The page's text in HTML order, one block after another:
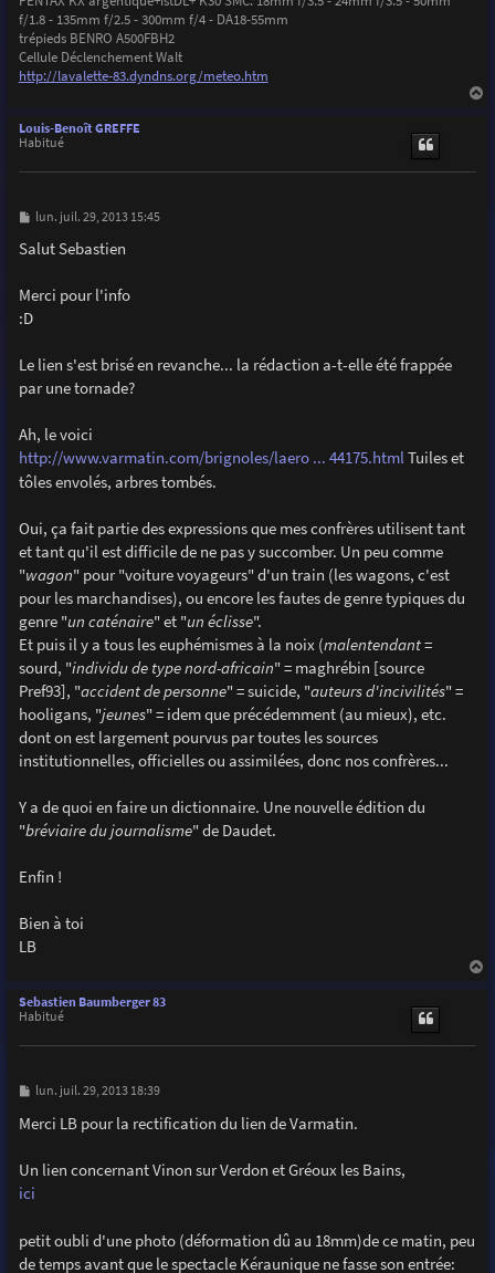
f/1.8 - 135mm f/2.5 - 300mm f/4 - DA18-55mm
trépieds BENRO A500FBH2
Cellule Déclenchement Walt
http://lavalette-83.dyndns.org/meteo.htm
Louis-Benoît GREFFE
Habitué
M
s
s
e
lun. juil. 29, 2013 15:45
Salut Sebastien
Merci pour l'info
:D
Le lien s'est brisé en revanche... la rédaction a-t-elle été frappée
par une tornade?
Ah, le voici
http://www.varmatin.com/brignoles/laero ... 44175.htmlTuiles et
tôles envolés, arbres tombés.
Oui, ça fait partie des expressions que mes confrères utilisent tant
et tant qu'il est difficile de ne pas y succomber. Un peu comme
"wagon" pour "voiture voyageurs" d'un train (les wagons, c'est
pour les marchandises), ou encore les fautes de genre typiques du
genre "un caténaire" et "un éclisse".
Et puis il y a tous les euphémismes à la noix (malentendant=
sourd, "individu de type nord-africain" = maghrébin [source
Pref93], "accident de personne" = suicide, "auteurs d'incivilités" =
hooligans, "jeunes" = idem que précédemment (au mieux), etc.
dont on est largement pourvus par toutes les sources
institutionnelles, officielles ou assimilées, donc nos confrères...
Y a de quoi en faire un dictionnaire. Une nouvelle édition du
"bréviaire du journalisme" de Daudet.
Enfin !
Bien à toi
LB
Sebastien Baumberger 83
Habitué
M
s
s
e
lun. juil. 29, 2013 18:39
Merci LB pour la rectification du lien de Varmatin.
Un lien concernant Vinon sur Verdon et Gréoux les Bains,
ici
petit oubli d'une photo (déformation dû au 18mm)de ce matin, peu
de temps avant que le spectacle Kéraunique ne fasse son entrée: